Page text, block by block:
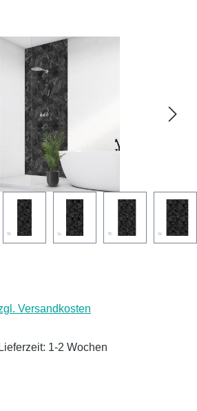
Versandkosten
1-2 Wochen